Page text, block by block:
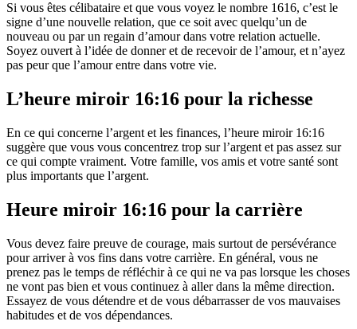
Si vous êtes célibataire et que vous voyez le nombre 1616, c’est le
signe d’une nouvelle relation, que ce soit avec quelqu’un de
nouveau ou par un regain d’amour dans votre relation actuelle.
Soyez ouvert à l’idée de donner et de recevoir de l’amour, et n’ayez
pas peur que l’amour entre dans votre vie.
L’heure miroir 16:16 pour la richesse
En ce qui concerne l’argent et les finances, l’heure miroir 16:16
suggère que vous vous concentrez trop sur l’argent et pas assez sur
ce qui compte vraiment. Votre famille, vos amis et votre santé sont
plus importants que l’argent.
Heure miroir 16:16 pour la carrière
Vous devez faire preuve de courage, mais surtout de persévérance
pour arriver à vos fins dans votre carrière. En général, vous ne
prenez pas le temps de réfléchir à ce qui ne va pas lorsque les choses
ne vont pas bien et vous continuez à aller dans la même direction.
Essayez de vous détendre et de vous débarrasser de vos mauvaises
habitudes et de vos dépendances.